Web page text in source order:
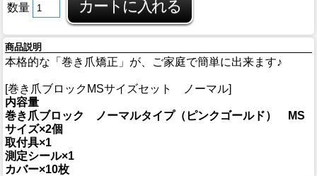
数量
商品説明
本格的な「巻き爪矯正」が、ご家庭で簡単に出来ます♪
[巻き爪ブロックMSサイズセット ノーマル]
内容量
巻き爪ブロック ノーマルタイプ（ピンクゴールド） MS
サイズ×2個
取付具×1
測定シール×1
カバー×10枚